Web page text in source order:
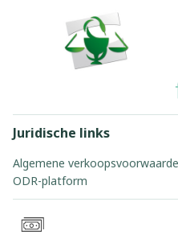
Juridische links
Algemene
ODR-platform